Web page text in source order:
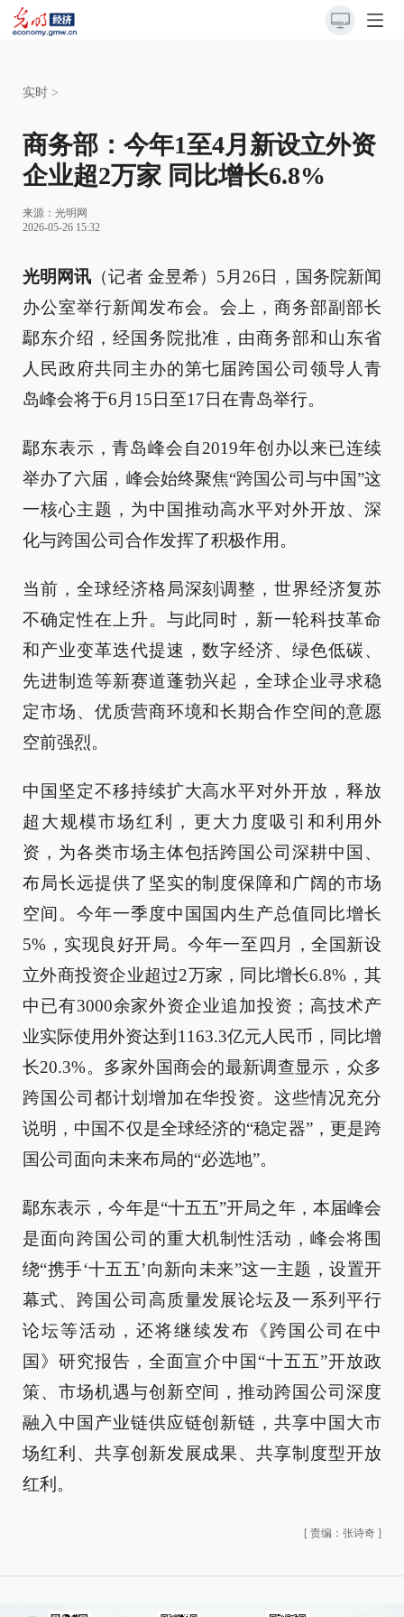
实时 >
商务部：今年1至4月新设立外资
企业超2万家 同比增长6.8%
来源： 光明网
2026-05-26 15:32
光明网讯 （记者 金昱希）5月26日，国务院新闻
办公室举行新闻发布会。会上，商务部副部长
鄢东介绍，经国务院批准，由商务部和山东省
人民政府共同主办的第七届跨国公司领导人青
岛峰会将于6月15日至17日在青岛举行。
鄢东表示，青岛峰会自2019年创办以来已连续
举办了六届，峰会始终聚焦“跨国公司与中国”这
一核心主题，为中国推动高水平对外开放、深
化与跨国公司合作发挥了积极作用。
当前，全球经济格局深刻调整，世界经济复苏
不确定性在上升。与此同时，新一轮科技革命
和产业变革迭代提速，数字经济、绿色低碳、
先进制造等新赛道蓬勃兴起，全球企业寻求稳
定市场、优质营商环境和长期合作空间的意愿
空前强烈。
中国坚定不移持续扩大高水平对外开放，释放
超大规模市场红利，更大力度吸引和利用外
资，为各类市场主体包括跨国公司深耕中国、
布局长远提供了坚实的制度保障和广阔的市场
空间。今年一季度中国国内生产总值同比增长
5%，实现良好开局。今年一至四月，全国新设
立外商投资企业超过2万家，同比增长6.8%，其
中已有3000余家外资企业追加投资；高技术产
业实际使用外资达到1163.3亿元人民币，同比增
长20.3%。多家外国商会的最新调查显示，众多
跨国公司都计划增加在华投资。这些情况充分
说明，中国不仅是全球经济的“稳定器”，更是跨
国公司面向未来布局的“必选地”。
鄢东表示，今年是“十五五”开局之年，本届峰会
是面向跨国公司的重大机制性活动，峰会将围
绕“携手‘十五五’向新向未来”这一主题，设置开
幕式、跨国公司高质量发展论坛及一系列平行
论坛等活动，还将继续发布《跨国公司在中
国》研究报告，全面宣介中国“十五五”开放政
策、市场机遇与创新空间，推动跨国公司深度
融入中国产业链供应链创新链，共享中国大市
场红利、共享创新发展成果、共享制度型开放
红利。
[ 责编：张诗奇 ]